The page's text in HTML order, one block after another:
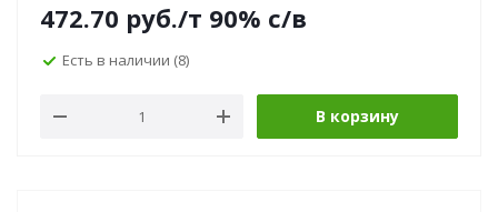
472.70 руб./т 90% с/в
Есть в наличии (8)
В корзину